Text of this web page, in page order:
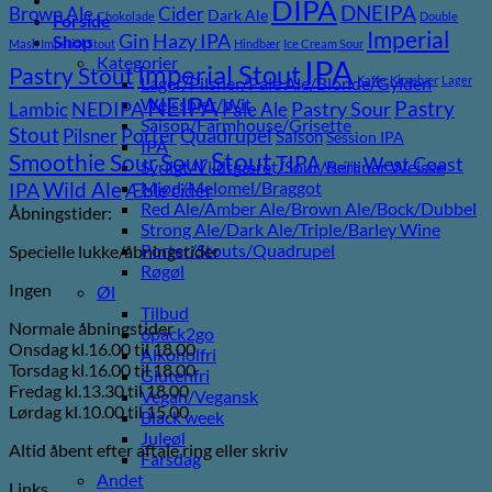
Forside
Shop
Kategorier
Lager/Pilsner/Pale Ale/Blonde/Gylden
Weissbier/Wit
Saison/Farmhouse/Grisette
IPA
Syrligt/Vildtgæret/Sour/Berliner Weisse
Mjød/Melomel/Braggot
Red Ale/Amber Ale/Brown Ale/Bock/Dubbel
Strong Ale/Dark Ale/Triple/Barley Wine
Porter/Stouts/Quadrupel
Røgøl
Øl
Tilbud
6pack2go
Alkoholfri
Glutenfri
Vegan/Vegansk
Black week
Juleøl
Farsdag
Andet
Brown Ale Chokolade Cider Dark Ale DIPA DNEIPA Double
Mash Imperial Stout Gin Hazy IPA Hindbær Ice Cream Sour Imperial
Pastry StoutImperial StoutIPA Kaffe Kirsebær Lager
Lambic NEDIPANEIPAPale Ale Pastry Sour Pastry
Stout Pilsner PorterQuadrupelSaisonSession IPA
Smoothie SourSourStoutTIPA Vanilje West Coast
IPAWild Ale Æble cider
Åbningstider:
Specielle lukke/åbningstider
Ingen
Normale åbningstider
Onsdag kl.16.00 til 18.00
Torsdag kl.16.00 til 18.00
Fredag kl.13.30 til 18.00
Lørdag kl.10.00 til 15.00
Altid åbent efter aftale ring eller skriv